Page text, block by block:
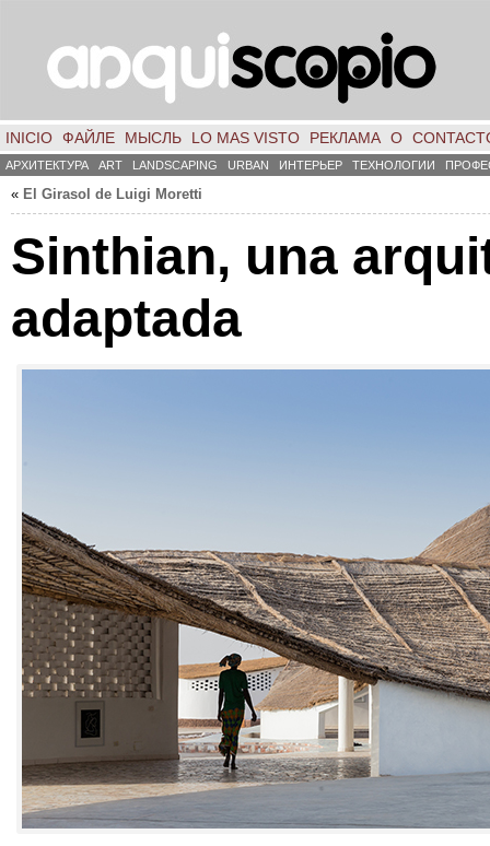
INICIO ФАЙЛЕ МЫСЛЬ LO MAS VISTO РЕКЛАМА О
АРХИТЕКТУРА ART LANDSCAPING URBAN ИНТЕРЬЕР ТЕХНОЛОГИИ
« El Girasol de Luigi Moretti
Sinthian, una
adaptada